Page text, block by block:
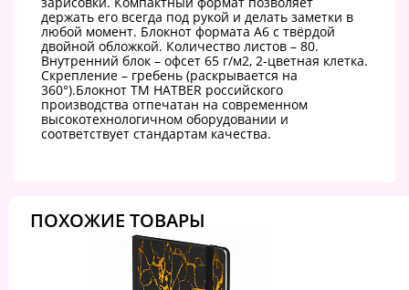
держать его всегда под рукой и делать заметки в
любой момент. Блокнот формата А6 с твёрдой
двойной обложкой. Количество листов – 80.
Внутренний блок – офсет 65 г/м2, 2-цветная клетка.
Скрепление – гребень (раскрывается на
360°).Блокнот ТМ HATBER российского
производства отпечатан на современном
высокотехнологичном оборудовании и
соответствует стандартам качества.
ПОХОЖИЕ ТОВАРЫ